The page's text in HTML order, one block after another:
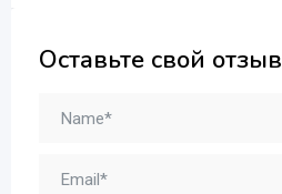
Оставьте свой отзыв